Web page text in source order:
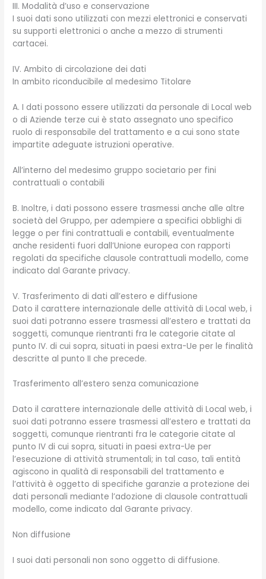
III. Modalità d’uso e conservazione
I suoi dati sono utilizzati con mezzi elettronici e conservati
su supporti elettronici o anche a mezzo di strumenti
cartacei.
IV. Ambito di circolazione dei dati
In ambito riconducibile al medesimo Titolare
A. I dati possono essere utilizzati da personale di Local web
o di Aziende terze cui è stato assegnato uno specifico
ruolo di responsabile del trattamento e a cui sono state
impartite adeguate istruzioni operative.
All’interno del medesimo gruppo societario per fini
contrattuali o contabili
B. Inoltre, i dati possono essere trasmessi anche alle altre
società del Gruppo, per adempiere a specifici obblighi di
legge o per fini contrattuali e contabili, eventualmente
anche residenti fuori dall’Unione europea con rapporti
regolati da specifiche clausole contrattuali modello, come
indicato dal Garante privacy.
V. Trasferimento di dati all’estero e diffusione
Dato il carattere internazionale delle attività di Local web, i
suoi dati potranno essere trasmessi all’estero e trattati da
soggetti, comunque rientranti fra le categorie citate al
punto IV. di cui sopra, situati in paesi extra-Ue per le finalità
descritte al punto II che precede.
Trasferimento all’estero senza comunicazione
Dato il carattere internazionale delle attività di Local web, i
suoi dati potranno essere trasmessi all’estero e trattati da
soggetti, comunque rientranti fra le categorie citate al
punto IV di cui sopra, situati in paesi extra-Ue per
l’esecuzione di attività strumentali; in tal caso, tali entità
agiscono in qualità di responsabili del trattamento e
l’attività è oggetto di specifiche garanzie a protezione dei
dati personali mediante l’adozione di clausole contrattuali
modello, come indicato dal Garante privacy.
Non diffusione
I suoi dati personali non sono oggetto di diffusione.